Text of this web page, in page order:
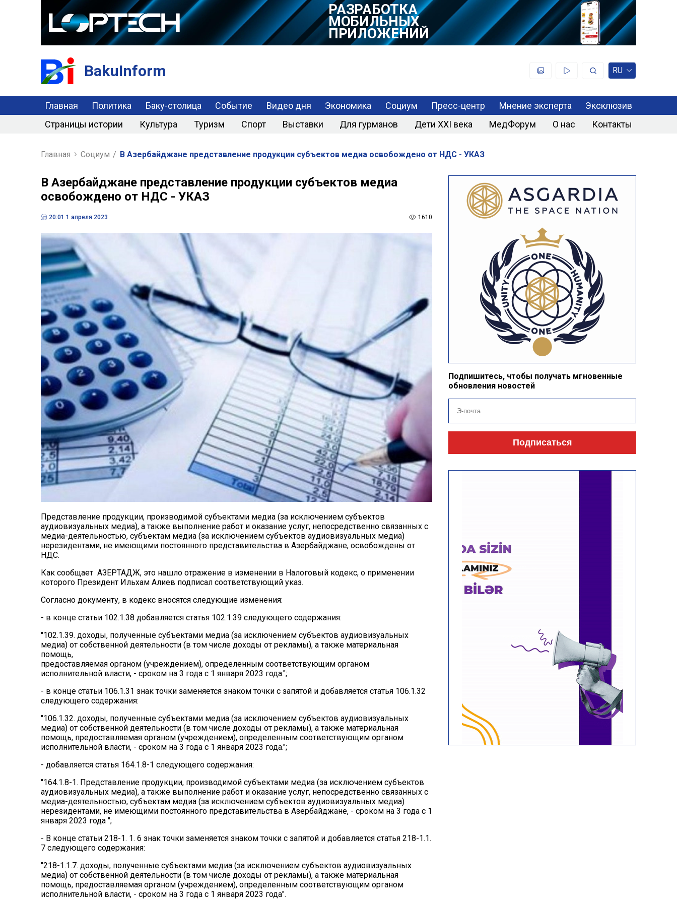
РАЗРАБОТКА
МОБИЛЬНЫХ
ПРИЛОЖЕНИЙ
BakuInform RU
Главная Политика Баку-столица Событие Видео дня Экономика Социум Пресс-центр Мнение эксперта
Эксклюзив
Страницы истории
Культура Туризм Спорт Выставки Для гурманов Дети XXI века МедФорум О нас Контакты
Главная Социум / В Азербайджане представление продукции субъектов медиа освобождено от НДС - УКАЗ
В Азербайджане представление продукции субъектов медиа
освобождено от НДС - УКАЗ
20:01 1 апреля 2023 1610
Представление продукции, производимой субъектами медиа (за исключением субъектов
аудиовизуальных медиа), а также выполнение работ и оказание услуг, непосредственно связанных с
медиа-деятельностью, субъектам медиа (за исключением субъектов аудиовизуальных медиа)
нерезидентами, не имеющими постоянного представительства в Азербайджане, освобождены от
НДС.
Как сообщает АЗЕРТАДЖ, это нашло отражение в изменении в Налоговый кодекс, о применении
которого Президент Ильхам Алиев подписал соответствующий указ.
Согласно документу, в кодекс вносятся следующие изменения:
- в конце статьи 102.1.38 добавляется статья 102.1.39 следующего содержания:
"102.1.39. доходы, полученные субъектами медиа (за исключением субъектов аудиовизуальных
медиа) от собственной деятельности (в том числе доходы от рекламы), а также материальная
помощь,
предоставляемая органом (учреждением), определенным соответствующим органом
исполнительной власти, - сроком на 3 года с 1 января 2023 года.";
- в конце статьи 106.1.31 знак точки заменяется знаком точки с запятой и добавляется статья 106.1.32
следующего содержания:
"106.1.32. доходы, полученные субъектами медиа (за исключением субъектов аудиовизуальных
медиа) от собственной деятельности (в том числе доходы от рекламы), а также материальная
помощь, предоставляемая органом (учреждением), определенным соответствующим органом
исполнительной власти, - сроком на 3 года с 1 января 2023 года.";
- добавляется статья 164.1.8-1 следующего содержания:
"164.1.8-1. Представление продукции, производимой субъектами медиа (за исключением субъектов
аудиовизуальных медиа), а также выполнение работ и оказание услуг, непосредственно связанных с
медиа-деятельностью, субъектам медиа (за исключением субъектов аудиовизуальных медиа)
нерезидентами, не имеющими постоянного представительства в Азербайджане, - сроком на 3 года с 1
января 2023 года ";
- В конце статьи 218-1. 1. 6 знак точки заменяется знаком точки с запятой и добавляется статья 218-1.1.
7 следующего содержания:
"218-1.1.7. доходы, полученные субъектами медиа (за исключением субъектов аудиовизуальных
медиа) от собственной деятельности (в том числе доходы от рекламы), а также материальная
помощь, предоставляемая органом (учреждением), определенным соответствующим органом
исполнительной власти, - сроком на 3 года с 1 января 2023 года".
Подпишитесь, чтобы получать мгновенные
обновления новостей
Подписаться